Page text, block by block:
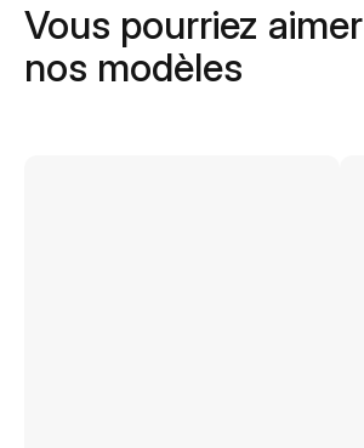
Vous pourriez aimer
nos modèles